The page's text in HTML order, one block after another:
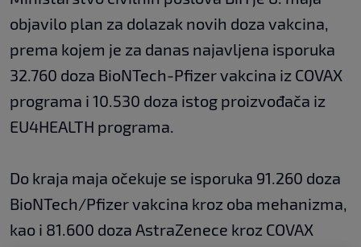
objavilo plan za dolazak novih doza vakcina,
prema kojem je za danas najavljena isporuka
32.760 doza BioNTech-Pfizer vakcina iz COVAX
programa i 10.530 doza istog proizvođača iz
EU4HEALTH programa.
Do kraja maja očekuje se isporuka 91.260 doza
BioNTech/Pfizer vakcina kroz oba mehanizma,
kao i 81.600 doza AstraZenece kroz COVAX